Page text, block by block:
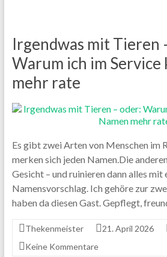
Irgendwas mit Tieren
Warum ich im Service
mehr rate
Es gibt zwei Arten von Menschen im
merken sich jeden Namen.Die
Gesicht – und ruinieren dann alles mit
Namensvorschlag. Ich gehöre zur
haben da diesen Gast. Gepflegt,
Thekenmeister 21. April 2026
Keine Kommentare